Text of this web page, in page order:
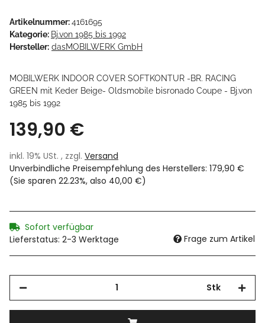
Artikelnummer:4161695
Kategorie: Bj.von 1985 bis 1992
Hersteller: dasMOBILWERK GmbH
MOBILWERK INDOOR COVER SOFTKONTUR -BR. RACING
GREEN mit Keder Beige- Oldsmobile bisronado Coupe - Bj.von
1985 bis 1992
139,90 €
inkl. 19% USt. , zzgl. Versand
Unverbindliche Preisempfehlung des Herstellers: 179,90 €
(Sie sparen 22.23%, also 40,00 €)
Sofort verfügbar
Lieferstatus: 2-3 Werktage
Frage zum Artikel
Stk